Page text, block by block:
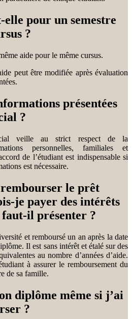
elle pour un semestre
?
aide pour le même cursus.
peut être modifiée après évaluation
présentées
?
veille au strict respect de la
personnelles, familiales et
de l’étudiant est indispensable si
est nécessaire.
le prêt
je payer des intérêts
il présenter ?
et remboursé un an après la date
Il est sans intérêt et étalé sur des
au nombre d’années d’aide.
à assurer le remboursement du
de sa famille.
diplôme même si j’ai
?